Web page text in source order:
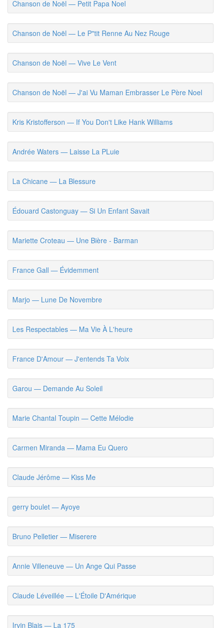
Chanson de Noël — Petit Papa Noel
Chanson de Noël — Le P"tit Renne Au Nez Rouge
Chanson de Noël — Vive Le Vent
Chanson de Noël — J'ai Vu Maman Embrasser Le Père Noel
Kris Kristofferson — If You Don't Like Hank Williams
Andrée Waters — Laisse La PLuie
La Chicane — La Blessure
Édouard Castonguay — Si Un Enfant Savait
Mariette Croteau — Une Bière - Barman
France Gall — Évidemment
Marjo — Lune De Novembre
Les Respectables — Ma Vie À L'heure
France D'Amour — J'entends Ta Voix
Garou — Demande Au Soleil
Marie Chantal Toupin — Cette Mélodie
Carmen Miranda — Mama Eu Quero
Claude Jérôme — Kiss Me
gerry boulet — Ayoye
Bruno Pelletier — Miserere
Annie Villeneuve — Un Ange Qui Passe
Claude Léveillée — L'Étoile D'Amérique
Irvin Blais — La 175